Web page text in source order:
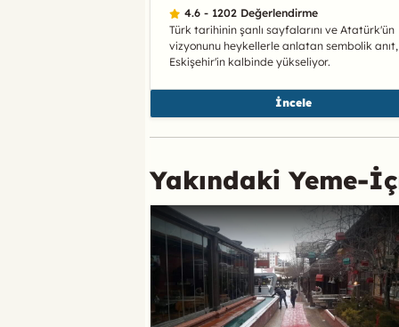
4.6 - 1202 Değerlendirme
Türk tarihinin şanlı sayfalarını ve Atatürk'ün
vizyonunu heykellerle anlatan sembolik anıt,
Eskişehir'in kalbinde yükseliyor.
İncele
Yakındaki Yeme-